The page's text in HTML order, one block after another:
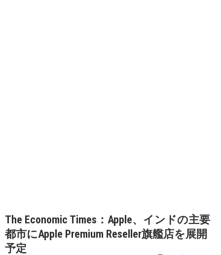
The Economic Times：Apple、インドの主要
都市にApple Premium Reseller旗艦店を展開
予定